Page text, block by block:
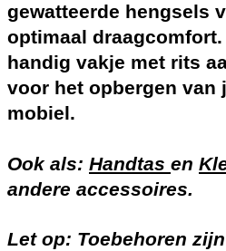
gewatteerde hengsels
optimaal draagcomfort.
handig vakje met rits
voor het opbergen van
mobiel.
Ook als: Handtas en
andere accessoires.
Let op: Toebehoren